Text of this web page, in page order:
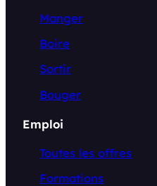
Manger
Boire
Sortir
Bouger
Emploi
Toutes les offres
Formations